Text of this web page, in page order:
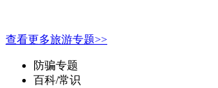
查看更多旅游专题>>
防骗专题
百科/常识